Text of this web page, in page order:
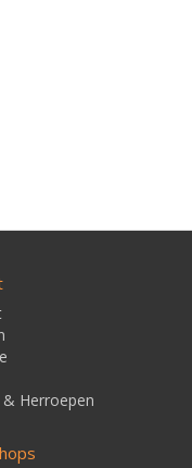
Herroepen